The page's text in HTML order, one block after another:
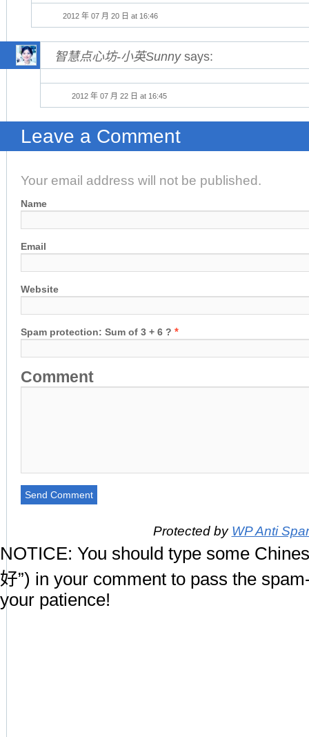
2012 年 07 月 20 日 at 16:46
智慧点心坊-小英Sunny says:
2012 年 07 月 22 日 at 16:45
Leave a Comment
Your email address will not be published.
Name
Email
Website
Spam protection: Sum of 3 + 6 ? *
Comment
Protected by WP Anti
NOTICE: You should type some
好”) in your comment to pass the
your patience!